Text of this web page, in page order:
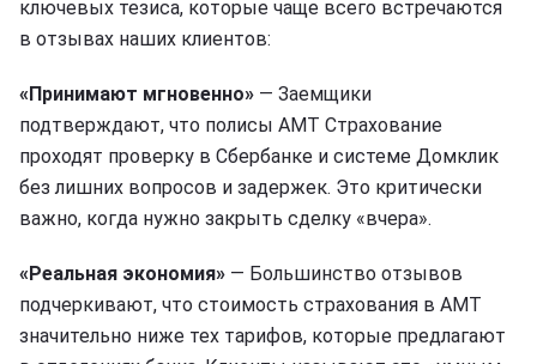
ключевых тезиса, которые чаще всего встречаются
в отзывах наших клиентов:
«Принимают мгновенно» — Заемщики
подтверждают, что полисы АМТ Страхование
проходят проверку в Сбербанке и системе Домклик
без лишних вопросов и задержек. Это критически
важно, когда нужно закрыть сделку «вчера».
«Реальная экономия» — Большинство отзывов
подчеркивают, что стоимость страхования в АМТ
значительно ниже тех тарифов, которые предлагают